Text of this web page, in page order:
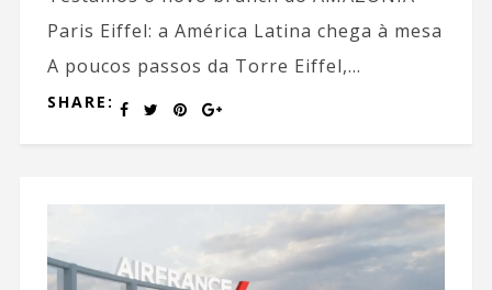
Paris Eiffel: a América Latina chega à mesa
A poucos passos da Torre Eiffel,...
SHARE: